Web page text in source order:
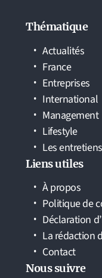
Thématique
Actualités
France
Entreprises
International
Management
Lifestyle
Les
Liens utiles
À propos
Politique de
Déclaration
La rédaction
Contact
Nous suivre